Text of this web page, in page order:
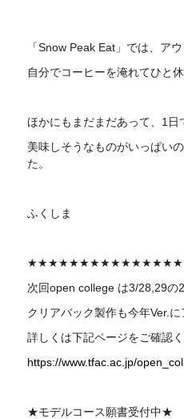
「Snow Peak Eat」では、ア
自分でコーヒーを淹れてひと休
ほかにもまだまだあって、1日
美味しそうなものがいっぱい
た。
ふくしま
次回open college は3/28,29の
クリアバック製作も今年Ver.
詳しくは下記ページをご確認く
https://www.tfac.ac.jp/
★モデルコース願書受付中★